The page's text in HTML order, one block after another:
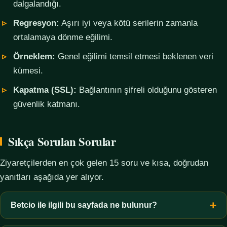
dalgalandığı.
Regresyon: Aşırı iyi veya kötü serilerin zamanla
ortalamaya dönme eğilimi.
Örneklem: Genel eğilimi temsil etmesi beklenen veri
kümesi.
Kapatma (SSL): Bağlantının şifreli olduğunu gösteren
güvenlik katmanı.
Sıkça Sorulan Sorular
Ziyaretçilerden en çok gelen 15 soru ve kısa, doğrudan
yanıtları aşağıda yer alıyor.
Betcio ile ilgili bu sayfada ne bulunur?
Bu sayfada yalnızca kavramsal bilgi, terim açıklamaları, veri